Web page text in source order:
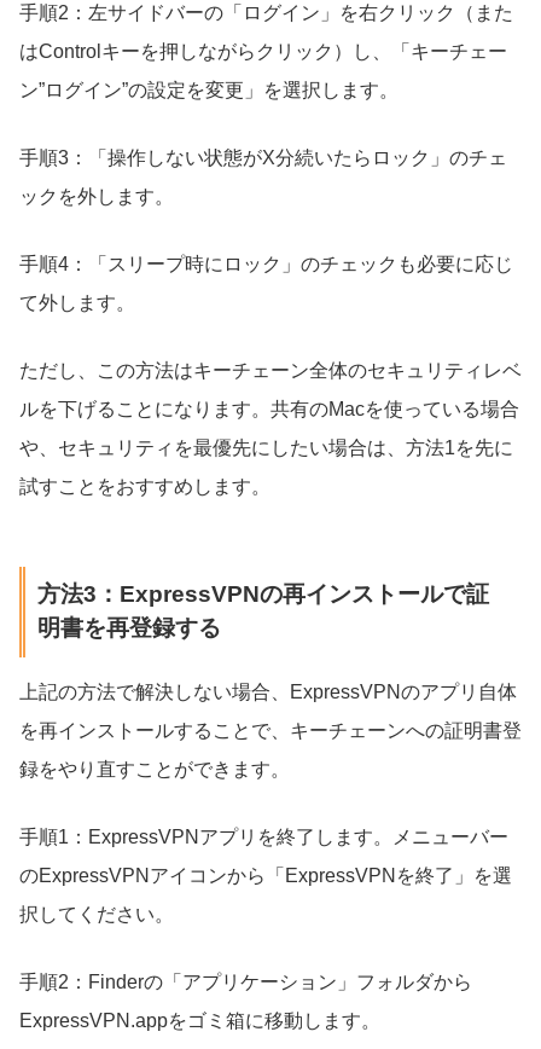
手順2：左サイドバーの「ログイン」を右クリック（また
はControlキーを押しながらクリック）し、「キーチェー
ン”ログイン”の設定を変更」を選択します。
手順3：「操作しない状態がX分続いたらロック」のチェ
ックを外します。
手順4：「スリープ時にロック」のチェックも必要に応じ
て外します。
ただし、この方法はキーチェーン全体のセキュリティレベ
ルを下げることになります。共有のMacを使っている場合
や、セキュリティを最優先にしたい場合は、方法1を先に
試すことをおすすめします。
方法3：ExpressVPNの再インストールで証
明書を再登録する
上記の方法で解決しない場合、ExpressVPNのアプリ自体
を再インストールすることで、キーチェーンへの証明書登
録をやり直すことができます。
手順1：ExpressVPNアプリを終了します。メニューバー
のExpressVPNアイコンから「ExpressVPNを終了」を選
択してください。
手順2：Finderの「アプリケーション」フォルダから
ExpressVPN.appをゴミ箱に移動します。